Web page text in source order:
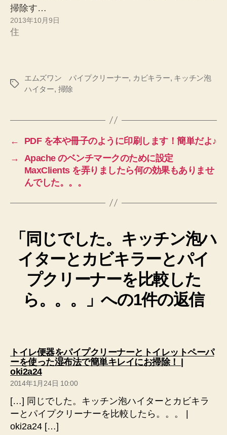
掃除す…
2013年10月9日
住
タ
エムズワン パイプクリーナー, カビキラー, キッチン泡
ハイター, 掃除
←
PDF を本や冊子のように印刷します！簡単だよ♪
→
Apache のベンチマークのために設定
MaxClients を弄りましたら何の効果もありませ
んでした。。。
「同じでした。キッチン泡ハ
イターとカビキラーとパイ
プクリーナーを比較した
ら。。。」への1件の返信
トイレ便器をパイプクリーナーとトイレットペーパ
ーを使った湿布法で簡単キレイにお掃除！ |
oki2a24の
発
言:
2014年1月24日 10:00
[…] 同じでした。キッチン泡ハイターとカビキラ
ーとパイプクリーナーを比較したら。。。 |
oki2a24 […]